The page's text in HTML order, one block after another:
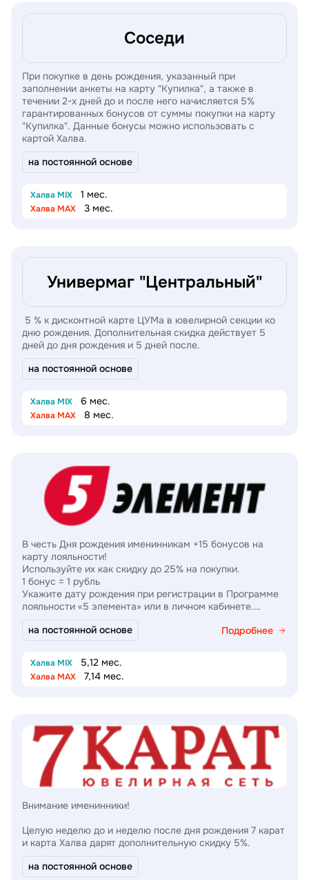
Соседи
При покупке в день рождения, указанный при
заполнении анкеты на карту "Купилка", а также в
течении 2-х дней до и после него начисляется 5%
гарантированных бонусов от суммы покупки на карту
"Купилка". Данные бонусы можно использовать с
картой Халва.
на постоянной основе
Халва MIX 1 мес.
Халва MAX 3 мес.
Универмаг "Центральный"
5 % к дисконтной карте ЦУМа в ювелирной секции ко
дню рождения. Дополнительная скидка действует 5
дней до дня рождения и 5 дней после.
на постоянной основе
Халва MIX 6 мес.
Халва MAX 8 мес.
В честь Дня рождения именинникам +15 бонусов на
карту лояльности!
Используйте их как скидку до 25% на покупки.
1 бонус = 1 рубль
Укажите дату рождения при регистрации в Программе
лояльности «5 элемента» или в личном кабинете.
на постоянной основе
Подробнее
Халва MIX 5,12 мес.
Халва MAX 7,14 мес.
Внимание именинники!
Целую неделю до и неделю после дня рождения 7 карат
и карта Халва дарят дополнительную скидку 5%.
на постоянной основе